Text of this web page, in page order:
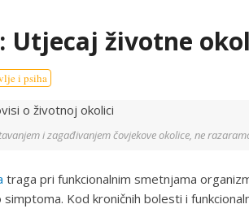
Utjecaj životne
i psiha
i zagađivanjem čovjekove okolice, ne
traga pri funkcionalnim smetnjama
Kod kroničnih bolesti i